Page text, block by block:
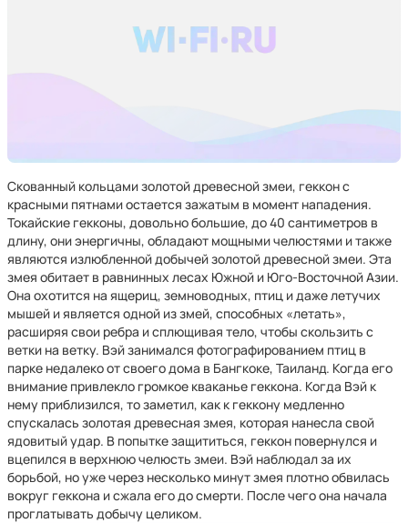
Скованный кольцами золотой древесной змеи, геккон с
красными пятнами остается зажатым в момент нападения.
Токайские гекконы, довольно большие, до 40 сантиметров в
длину, они энергичны, обладают мощными челюстями и также
являются излюбленной добычей золотой древесной змеи. Эта
змея обитает в равнинных лесах Южной и Юго-Восточной Азии.
Она охотится на ящериц, земноводных, птиц и даже летучих
мышей и является одной из змей, способных «летать»,
расширяя свои ребра и сплющивая тело, чтобы скользить с
ветки на ветку. Вэй занимался фотографированием птиц в
парке недалеко от своего дома в Бангкоке, Таиланд. Когда его
внимание привлекло громкое кваканье геккона. Когда Вэй к
нему приблизился, то заметил, как к геккону медленно
спускалась золотая древесная змея, которая нанесла свой
ядовитый удар. В попытке защититься, геккон повернулся и
вцепился в верхнюю челюсть змеи. Вэй наблюдал за их
борьбой, но уже через несколько минут змея плотно обвилась
вокруг геккона и сжала его до смерти. После чего она начала
проглатывать добычу целиком.